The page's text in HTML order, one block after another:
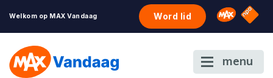
Welkom op MAX Vandaag Word lid Omroep
NPO
menu